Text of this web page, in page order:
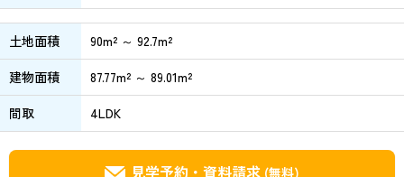
土地面積
90m² ～ 92.7m²
建物面積
87.77m² ～ 89.01m²
間取
4LDK
見学予約・資料請求 (無料)